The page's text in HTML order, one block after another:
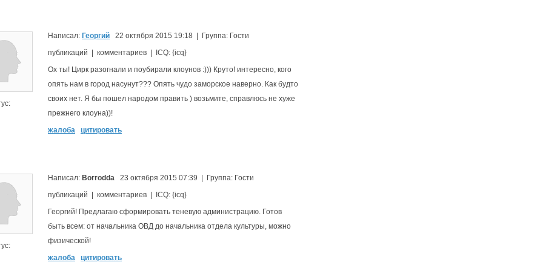
Написал: Георгий 22 октября 2015 19:18 | Группа: Гости
публикаций | комментариев | ICQ: {icq}
Ох ты! Цирк разогнали и поубирали клоунов :))) Круто! интересно, кого
опять нам в город насунут??? Опять чудо заморское наверно. Как будто
своих нет. Я бы пошел народом править ) возьмите, справлюсь не хуже
прежнего клоуна))!
жалоба
цитировать
Написал: Borrodda 23 октября 2015 07:39 | Группа: Гости
публикаций | комментариев | ICQ: {icq}
Георгий! Предлагаю сформировать теневую администрацию. Готов
быть всем: от начальника ОВД до начальника отдела культуры, можно
физической!
жалоба
цитировать